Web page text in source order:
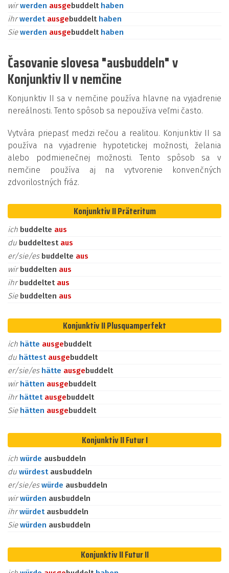
wirwerden ausgebuddelt haben
ihrwerdet ausgebuddelt haben
Siewerden ausgebuddelt haben
Časovanie slovesa "ausbuddeln" v
Konjunktiv II v nemčine
Konjunktiv II sa v nemčine používa hlavne na vyjadrenie
nereálnosti. Tento spôsob sa nepoužíva veľmi často.
Vytvára priepasť medzi rečou a realitou. Konjunktiv II sa
používa na vyjadrenie hypotetickej možnosti, želania
alebo podmienečnej možnosti. Tento spôsob sa v
nemčine používa aj na vytvorenie konvenčných
zdvorilostných fráz.
Konjunktiv II Präteritum
ich buddelte aus
du buddeltest aus
er/sie/es buddelte aus
wirbuddelten aus
ihrbuddeltet aus
Sie buddelten aus
Konjunktiv II Plusquamperfekt
ich hätte ausgebuddelt
du hättest ausgebuddelt
er/sie/es hätte ausgebuddelt
wirhätten ausgebuddelt
ihrhättet ausgebuddelt
Sie hätten ausgebuddelt
Konjunktiv II Futur I
ich würde ausbuddeln
du würdest ausbuddeln
er/sie/eswürde ausbuddeln
wirwürden ausbuddeln
ihrwürdet ausbuddeln
Siewürden ausbuddeln
Konjunktiv II Futur II